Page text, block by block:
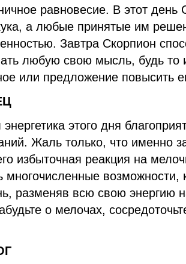
равновесие. В этот день
а любые принятые им
Завтра Скорпион
любую свою мысль, будь то
или предложение повысить
этого дня
Жаль только, что именно
избыточная реакция на
многочисленные
разменяв всю свою энергию
о мелочах,